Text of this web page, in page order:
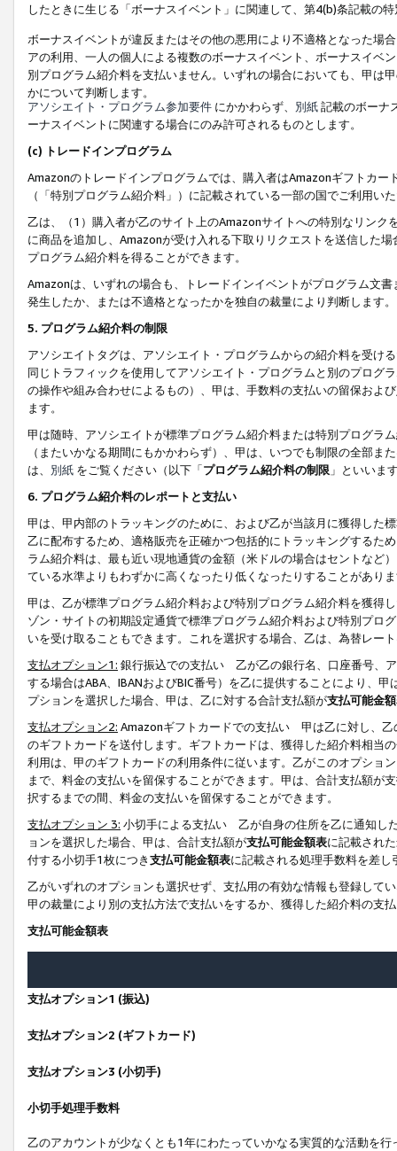
したときに生じる「ボーナスイベント」に関連して、第4(b)条記載の
ボーナスイベントが違反またはその他の悪用により不適格となった場
アの利用、一人の個人による複数のボーナスイベント、ボーナスイベ
別プログラム紹介料を支払いません。いずれの場合においても、甲は
かについて判断します。
アソシエイト・プログラム参加要件 にかかわらず、 別紙記載のボーナ
ーナスイベントに関連する場合にのみ許可されるものとします。
(c) トレードインプログラム
Amazonのトレードインプログラムでは、購入者はAmazonギフトカ
（「特別プログラム紹介料」）に記載されている一部の国でご利用い
乙は、（1）購入者が乙のサイト上のAmazonサイトへの特別なリン
に商品を追加し、Amazonが受け入れる下取りリクエストを送信した
プログラム紹介料を得ることができます。
Amazonは、いずれの場合も、トレードインイベントがプログラム文
発生したか、または不適格となったかを独自の裁量により判断します。
5. プログラム紹介料の制限
アソシエイトタグは、アソシエイト・プログラムからの紹介料を受け
同じトラフィックを使用してアソシエイト・プログラムと別のプログ
の操作や組み合わせによるもの）、甲は、手数料の支払いの留保およ
ます。
甲は随時、アソシエイトが標準プログラム紹介料または特別プログラ
（またいかなる期間にもかかわらず）、甲は、いつでも制限の全部
は、 別紙 をご覧ください（以下「プログラム紹介料の制限 」といいま
6. プログラム紹介料のレポートと支払い
甲は、甲内部のトラッキングのために、および乙が当該月に獲得した
乙に配布するため、適格販売を正確かつ包括的にトラッキングするた
ラム紹介料は、最も近い現地通貨の金額（米ドルの場合はセントなど
ている水準よりもわずかに高くなったり低くなったりすることがあり
甲は、乙が標準プログラム紹介料および特別プログラム紹介料を獲得
ゾン・サイトの初期設定通貨で標準プログラム紹介料および特別プロ
いを受け取ることもできます。これを選択する場合、乙は、為替レー
支払オプション1: 銀行振込での支払い 乙が乙の銀行名、口座番号、
する場合はABA、IBANおよびBIC番号）を乙に提供することにより、
プションを選択した場合、甲は、乙に対する合計支払額が支払可能金
支払オプション2: Amazonギフトカードでの支払い 甲は乙に対し、乙
のギフトカードを送付します。ギフトカードは、獲得した紹介料相当
利用は、甲のギフトカードの利用条件に従います。乙がこのオプショ
まで、料金の支払いを留保することができます。甲は、合計支払額が
択するまでの間、料金の支払いを留保することができます。
支払オプション 3: 小切手による支払い 乙が自身の住所を乙に通知し
ョンを選択した場合、甲は、合計支払額が支払可能金額表に記載され
付する小切手1枚につき支払可能金額表に記載される処理手数料を差し
乙がいずれのオプションも選択せず、支払用の有効な情報も登録して
甲の裁量により別の支払方法で支払いをするか、獲得した紹介料の支
支払可能金額表
支払オプション1 (振込)
支払オプション2 (ギフトカード)
支払オプション3 (小切手)
小切手処理手数料
乙のアカウントが少なくとも1年にわたっていかなる実質的な活動を